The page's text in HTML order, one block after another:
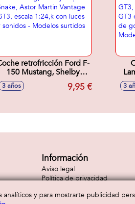
retrofricción Ford F-
150 Mustang, Shelby
Snake, Astor Martin
Vantage GT3, escala
3 años 9,95 € 3
Información
Aviso legal
Política de privacidad
analíticos y para mostrarte publicidad